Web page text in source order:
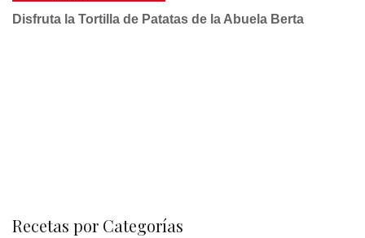
Disfruta la Tortilla de Patatas de la Abuela Berta
Recetas por Categorías